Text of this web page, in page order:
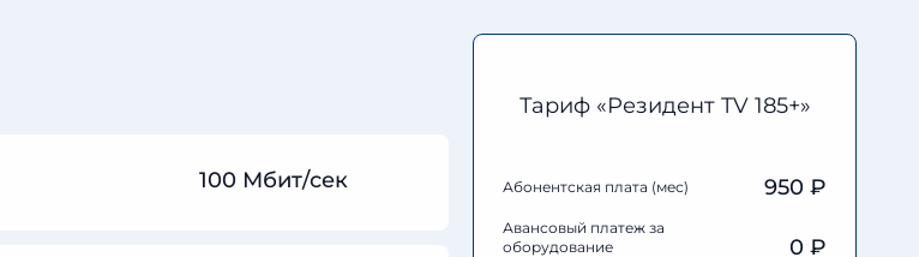
100 Мбит/сек
Тариф «Резидент TV 185+»
Абонентская плата (мес) 950 ₽
Авансовый платеж за
оборудование
0 ₽